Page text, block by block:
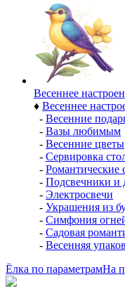
Весеннее
♦ Весеннее
- Весенние
- Вазы любимым
- Весенние цветы
- Сервировка
- Романтические
- Подсвечники и
- Электросвечи
- Украшения из
- Симфония
- Садовая
- Весенняя
Ёлка по параметрамНа